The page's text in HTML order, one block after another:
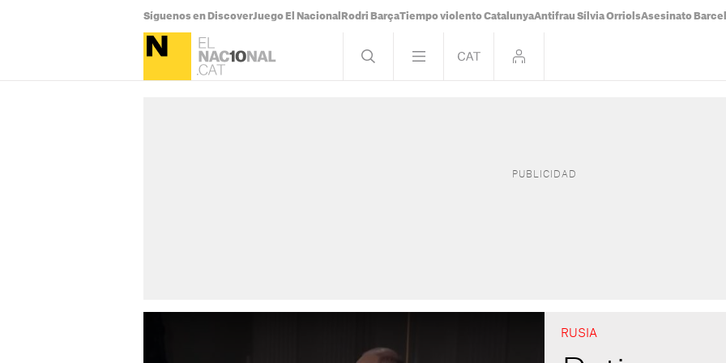
Síguenos en DiscoverJuego El Nacional Rodri BarçaTiempo violento CatalunyaAntifrau Sílvia OrriolsAsesinato
RUSIA